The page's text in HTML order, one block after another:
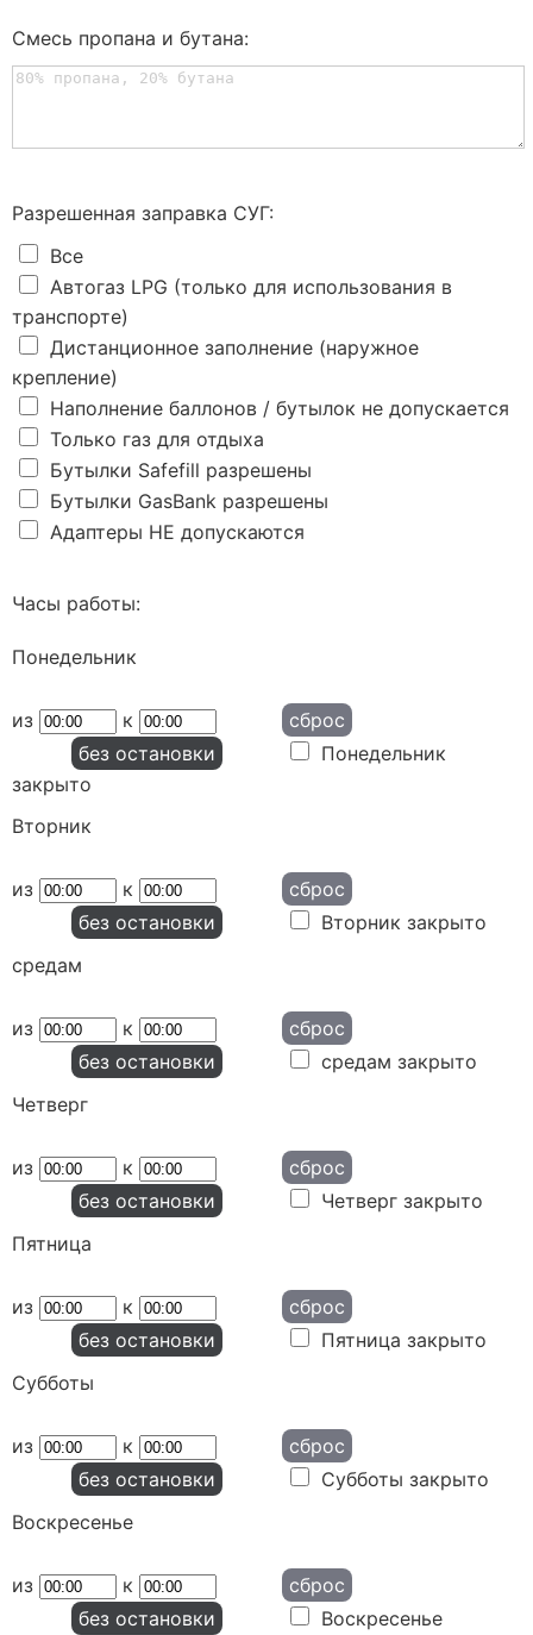
Смесь пропана и бутана:
Разрешенная заправка СУГ:
Все
Автогаз LPG (только для использования в
транспорте)
Дистанционное заполнение (наружное
крепление)
Наполнение баллонов / бутылок не допускается
Только газ для отдыха
Бутылки Safefill разрешены
Бутылки GasBank разрешены
Адаптеры НЕ допускаются
Часы работы:
Понедельник
из к
сброс
без остановки
Понедельник
закрыто
Вторник
из к
сброс
без остановки
Вторник закрыто
средам
из к
сброс
без остановки
средам закрыто
Четверг
из к
сброс
без остановки
Четверг закрыто
Пятница
из к
сброс
без остановки
Пятница закрыто
Субботы
из к
сброс
без остановки
Субботы закрыто
Воскресенье
из к
сброс
без остановки
Воскресенье